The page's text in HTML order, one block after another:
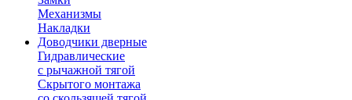
Механизмы
Накладки
Доводчики дверные
Гидравлические
с рычажной тягой
Скрытого монтажа